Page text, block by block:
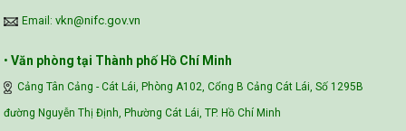
Email: vkn@nifc.gov.vn
• Văn phòng tại Thành phố Hồ Chí Minh
Cảng Tân Cảng - Cát Lái, Phòng A102, Cổng B Cảng Cát Lái, Số 1295B
đường Nguyễn Thị Định, Phường Cát Lái, TP. Hồ Chí Minh